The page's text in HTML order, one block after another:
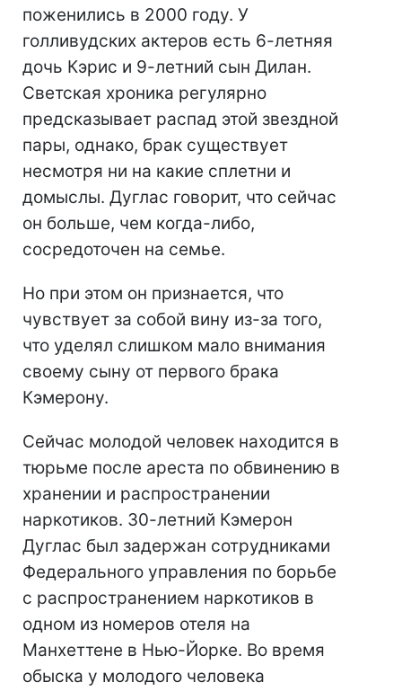
поженились в 2000 году. У
голливудских актеров есть 6-летняя
дочь Кэрис и 9-летний сын Дилан.
Светская хроника регулярно
предсказывает распад этой звездной
пары, однако, брак существует
несмотря ни на какие сплетни и
домыслы. Дуглас говорит, что сейчас
он больше, чем когда-либо,
сосредоточен на семье.
Но при этом он признается, что
чувствует за собой вину из-за того,
что уделял слишком мало внимания
своему сыну от первого брака
Кэмерону.
Сейчас молодой человек находится в
тюрьме после ареста по обвинению в
хранении и распространении
наркотиков. 30-летний Кэмерон
Дуглас был задержан сотрудниками
Федерального управления по борьбе
с распространением наркотиков в
одном из номеров отеля на
Манхеттене в Нью-Йорке. Во время
обыска у молодого человека